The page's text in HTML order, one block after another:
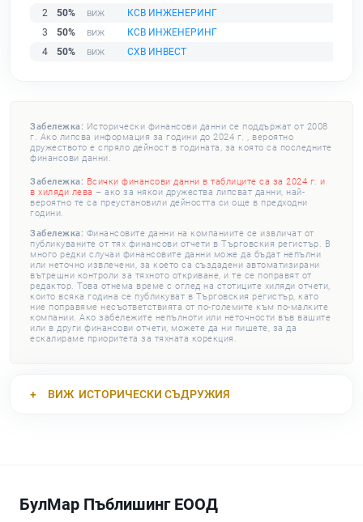
2
50%
КСВ ИНЖЕНЕРИНГ
3
50%
КСВ ИНЖЕНЕРИНГ
4
50% СХВ ИНВЕСТ
Забележка: Исторически финансови данни се поддържат от 2008
г. Ако липсва информация за години до 2024 г. , вероятно
дружеството е спряло дейност в годината, за която са последните
финансови данни.
Забележка: Всички финансови данни в таблиците са за 2024 г. и
в хиляди лева – ако за някои дружества липсват данни, най-
вероятно те са преустановили дейността си още в предходни
години.
Забележка: Финансовите данни на компаниите се извличат от
публикуваните от тях финансови отчети в Търговския регистър. В
много редки случаи финансовите данни може да бъдат непълни
или неточно извлечени, за което са създадени автоматизирани
вътрешни контроли за тяхното откриване, и те се поправят от
редактор. Това отнема време с оглед на стотиците хиляди отчети,
които всяка година се публикуват в Търговския регистър, като
ние поправяме несъответствията от по-големите към по-малките
компании. Ако забележите непълноти или неточности във вашите
или в други финансови отчети, можете да ни пишете, за да
ескалираме приоритета за тяхната корекция.
ВИЖ ИСТОРИЧЕСКИ СЪДРУЖИЯ
БулМар Пъблишинг ЕООД